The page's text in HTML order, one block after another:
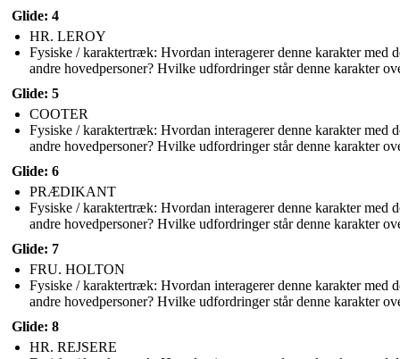
Glide: 4
HR. LEROY
Fysiske / karaktertræk: Hvordan interagerer denne karakter med
andre hovedpersoner? Hvilke udfordringer står denne karakter
Glide: 5
COOTER
Fysiske / karaktertræk: Hvordan interagerer denne karakter med
andre hovedpersoner? Hvilke udfordringer står denne karakter
Glide: 6
PRÆDIKANT
Fysiske / karaktertræk: Hvordan interagerer denne karakter med
andre hovedpersoner? Hvilke udfordringer står denne karakter
Glide: 7
FRU. HOLTON
Fysiske / karaktertræk: Hvordan interagerer denne karakter med
andre hovedpersoner? Hvilke udfordringer står denne karakter
Glide: 8
HR. REJSERE